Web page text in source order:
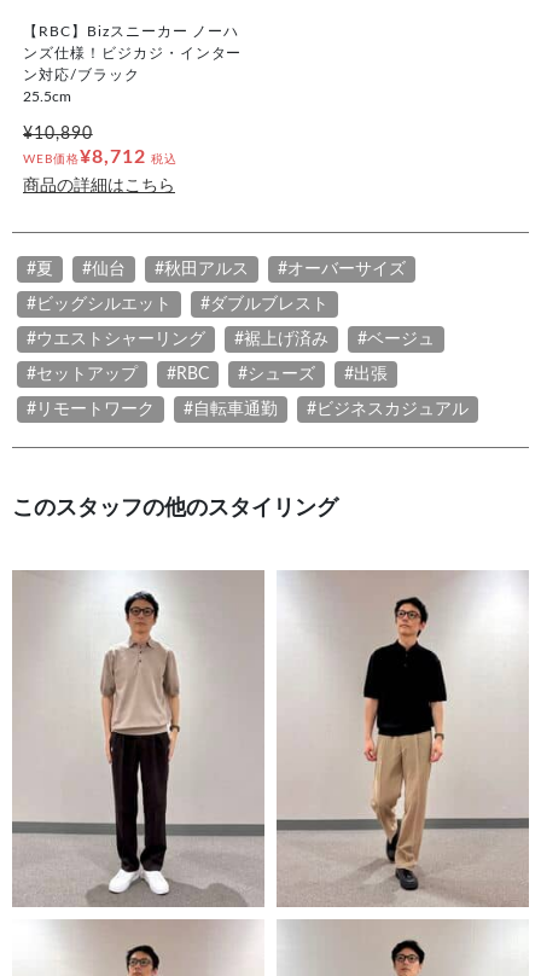
【RBC】Bizスニーカー ノーハ
ンズ仕様！ビジカジ・インター
ン対応/ブラック
25.5cm
¥10,890
WEB価格¥8,712 税込
商品の詳細はこちら
#夏 #仙台 #秋田アルス #オーバーサイズ
#ビッグシルエット #ダブルブレスト
#ウエストシャーリング #裾上げ済み #ベージュ
#セットアップ #RBC #シューズ #出張
#リモートワーク #自転車通勤 #ビジネスカジュアル
このスタッフの他のスタイリング